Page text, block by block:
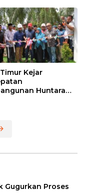
Kejar
Huntara
Gugurkan Proses